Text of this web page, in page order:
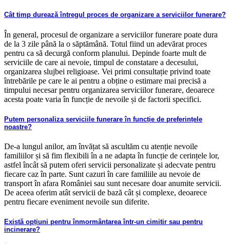
Cât timp durează întregul proces de organizare a serviciilor funerare?
În general, procesul de organizare a serviciilor funerare poate dura
de la 3 zile până la o săptămână. Totul fiind un adevărat proces
pentru ca să decurgă conform planului. Depinde foarte mult de
serviciile de care ai nevoie, timpul de constatare a decesului,
organizarea slujbei religioase. Vei primi consultație privind toate
întrebările pe care le ai pentru a obține o estimare mai precisă a
timpului necesar pentru organizarea serviciilor funerare, deoarece
acesta poate varia în funcție de nevoile și de factorii specifici.
Putem personaliza serviciile funerare în funcție de preferințele
noastre?
De-a lungul anilor, am învățat să ascultăm cu atenție nevoile
familiilor și să fim flexibili în a ne adapta în funcție de cerințele lor,
astfel încât să putem oferi servicii personalizate și adecvate pentru
fiecare caz în parte. Sunt cazuri în care familiile au nevoie de
transport în afara României sau sunt necesare doar anumite servicii.
De aceea oferim atât servicii de bază cât și complexe, deoarece
pentru fiecare eveniment nevoile sun diferite.
Există opțiuni pentru înmormântarea într-un cimitir sau pentru
incinerare?